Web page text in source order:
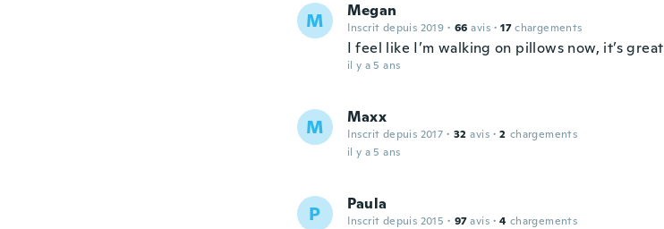
M Megan
Inscrit depuis 2019 · 66 avis · 17 chargements
I feel like I’m walking on pillows now, it’s great
il y a 5 ans
M Maxx
Inscrit depuis 2017 · 32 avis · 2 chargements
il y a 5 ans
P Paula
Inscrit depuis 2015 · 97 avis · 4 chargements